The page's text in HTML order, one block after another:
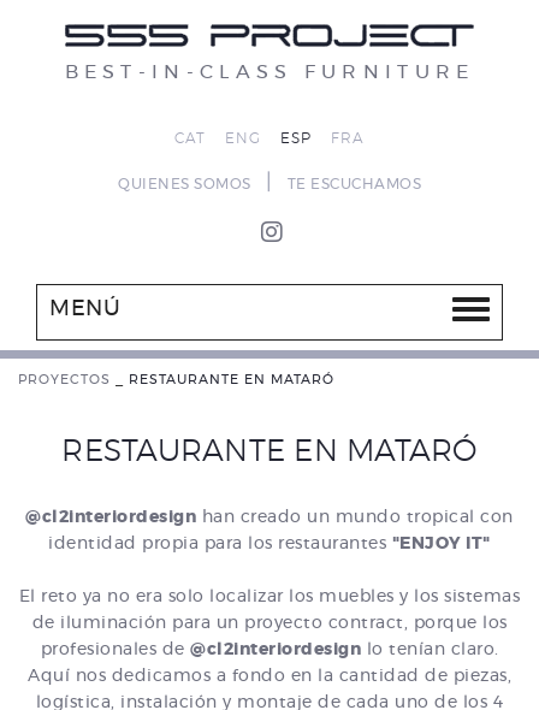
BEST-IN-CLASS FURNITURE
CAT ENG ESP FRA
QUIENES SOMOS TE ESCUCHAMOS
MENÚ
PROYECTOS RESTAURANTE EN MATARÓ
RESTAURANTE EN MATARÓ
@cl2interiordesign han creado un mundo tropical con
identidad propia para los restaurantes "ENJOY IT"
El reto ya no era solo localizar los muebles y los sistemas
de iluminación para un proyecto contract, porque los
profesionales de @cl2interiordesign lo tenían claro.
Aquí nos dedicamos a fondo en la cantidad de piezas,
logística, instalación y montaje de cada uno de los 4